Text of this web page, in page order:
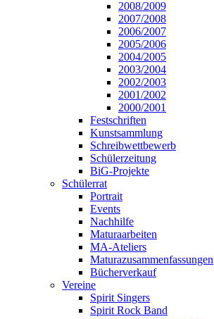
2008/2009
2007/2008
2006/2007
2005/2006
2004/2005
2003/2004
2002/2003
2001/2002
2000/2001
Festschriften
Kunstsammlung
Schreibwettbewerb
Schülerzeitung
BiG-Projekte
Schülerrat
Portrait
Events
Nachhilfe
Maturaarbeiten
MA-Ateliers
Maturazusammenfassungen
Bücherverkauf
Vereine
Spirit Singers
Spirit Rock Band